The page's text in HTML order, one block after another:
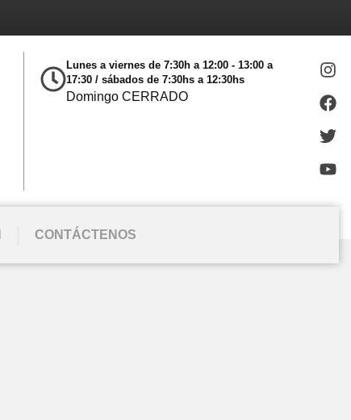
Lunes a viernes de 7:30h a 12:00 - 13:00 a
17:30 / sábados de 7:30hs a 12:30hs
Domingo CERRADO
CONTÁCTENOS